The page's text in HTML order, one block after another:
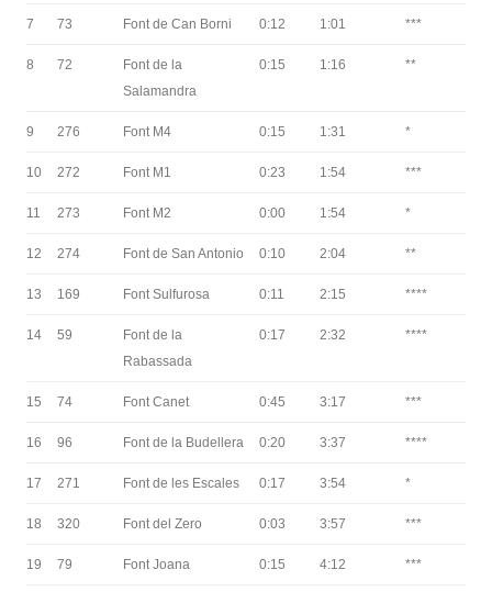
7 73 Font de Can Borni 0:12 1:01 ***
8 72
Font de la
Salamandra
0:15 1:16 **
9 276 Font M4 0:15 1:31 *
10 272 Font M1 0:23 1:54 ***
11 273 Font M2 0:00 1:54 *
12 274 Font de San Antonio 0:10 2:04 **
13 169 Font Sulfurosa 0:11 2:15 ****
14 59
Font de la
Rabassada
0:17 2:32 ****
15 74 Font Canet 0:45 3:17 ***
16 96 Font de la Budellera 0:20 3:37 ****
17 271 Font de les Escales 0:17 3:54 *
18 320 Font del Zero 0:03 3:57 ***
19 79 Font Joana 0:15 4:12 ***